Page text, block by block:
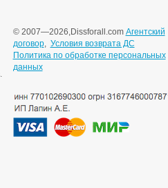
© 2007—2026,Dissforall.com Агентский
договор, Условия возврата ДС
Политика по обработке персональных
данных